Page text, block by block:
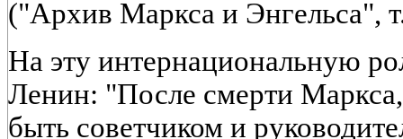
("Архив Маркса и Энгельса",
На эту интернациональную
Ленин: "После смерти
быть советчиком и